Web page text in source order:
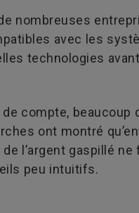
nombreuses
avec les
technologies
de compte,
ont montré
de l’argent gaspillé
peu intuitifs.